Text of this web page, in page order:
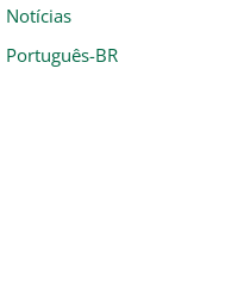
Notícias
Português-BR